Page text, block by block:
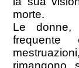
morte.
Le
rimangono